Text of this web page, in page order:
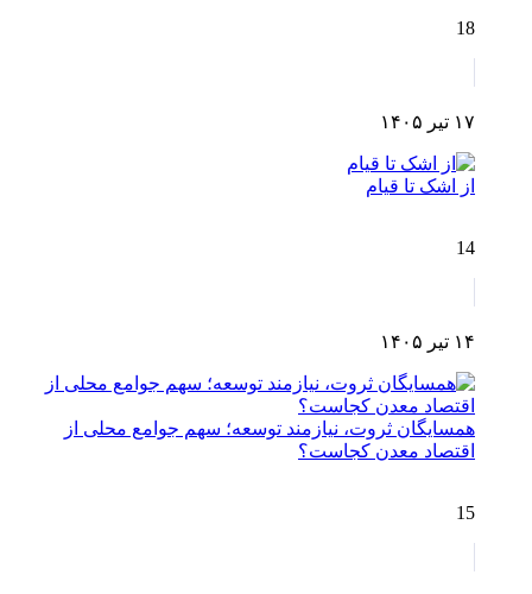
18
۱۷ تیر ۱۴۰۵
از اشک تا قیام
14
۱۴ تیر ۱۴۰۵
همسایگان ثروت، نیازمند توسعه؛ سهم جوامع محلی از
اقتصاد معدن کجاست؟
15